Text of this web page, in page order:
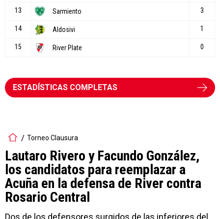
ESTADÍSTICAS COMPLETAS
Torneo Clausura
Lautaro Rivero y Facundo González,
los candidatos para reemplazar a
Acuña en la defensa de River contra
Rosario Central
Dos de los defensores surgidos de las inferiores del